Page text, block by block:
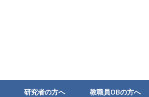
研究者の方へ 教職員OBの方へ